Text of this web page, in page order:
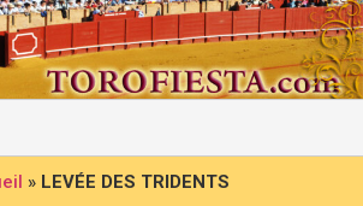
» LEVÉE DES TRIDENTS